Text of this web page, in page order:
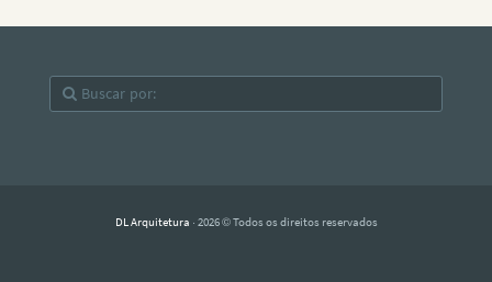
DL Arquitetura · 2026 © Todos os direitos reservados